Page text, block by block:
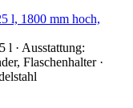
l, 1800 mm hoch,
l · Ausstattung:
Flaschenhalter ·